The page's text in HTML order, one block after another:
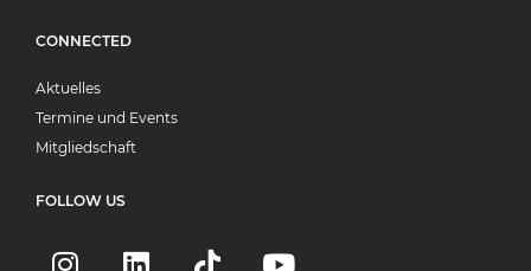
CONNECTED
Aktuelles
Termine und Events
Mitgliedschaft
FOLLOW US